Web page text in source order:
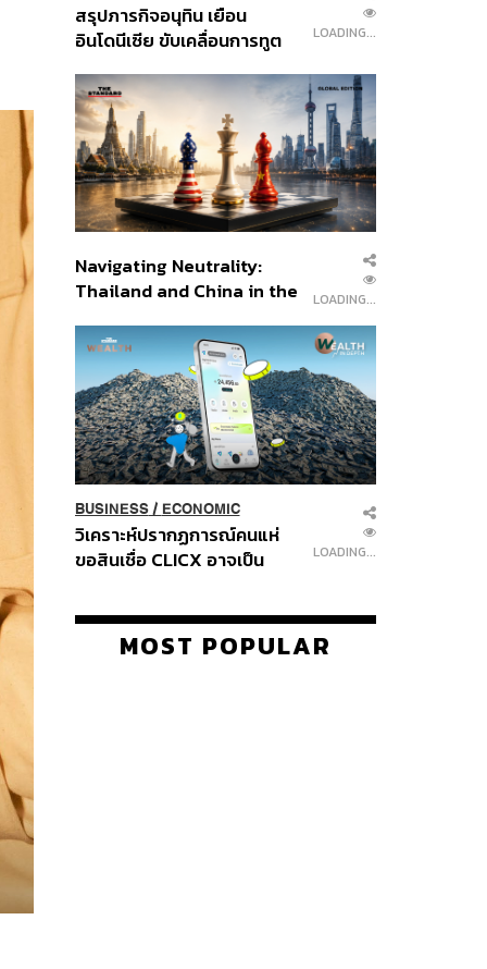
สรุปภารกิจอนุทิน เยือน
อินโดนีเซีย ขับเคลื่อนการทูต
ส่วนยุทธศาสตร์ไทย –
อินโดนีเซีย
LOADING...
Navigating Neutrality:
Thailand and China in the
Order
LOADING...
BUSINESS/ ECONOMIC
วิเคราะห์ปรากฏการณ์คนแห่
ขอสินเชื่อ CLICX อาจเป็น
ปัญหาหนี้ครัวเรือนไทยที่ถูกซุก
LOADING...
MOST POPULAR